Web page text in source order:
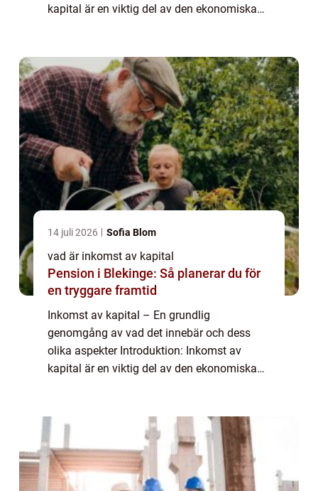
kapital är en viktig del av den ekonomiska
kommer vi a...
14 juli 2026 Sofia Blom
vad är inkomst av kapital
Pension i Blekinge: Så planerar du för
en tryggare framtid
Inkomst av kapital – En grundlig
genomgång av vad det innebär och dess
olika aspekter Introduktion: Inkomst av
kapital är en viktig del av den ekonomiska
kommer vi a...